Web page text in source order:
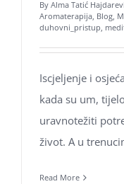
By Alma Tatić
Aromaterapija, Blog,
duhovni_pristup,
Iscjeljenje i
kada su um,
uravnotežiti
život. A u
Read More